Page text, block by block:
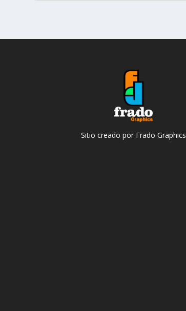
Sitio creado por Frado Graphics